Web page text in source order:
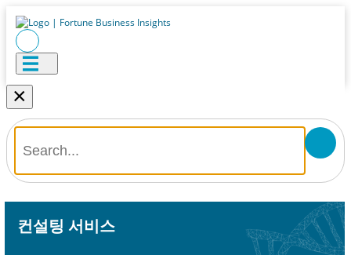
×
컨설팅 서비스